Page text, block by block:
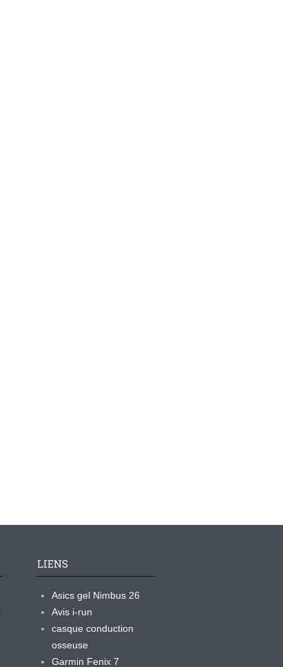
LIENS
Asics gel Nimbus 26
Avis i-run
casque conduction
osseuse
Garmin Fenix 7